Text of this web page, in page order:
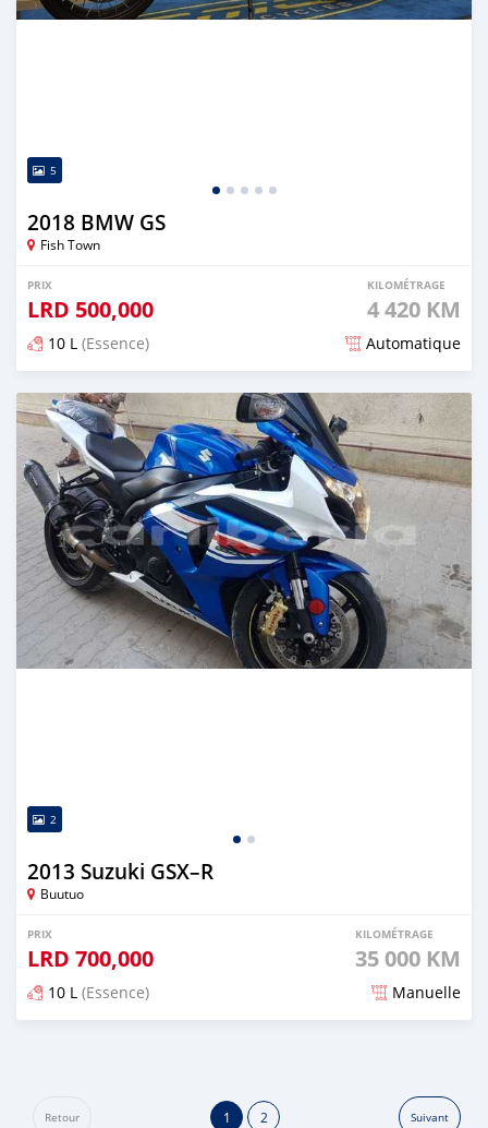
5
2018 BMW GS
Fish Town
PRIX
LRD 500,000
KILOMÉTRAGE
4 420 KM
10 L (Essence) Automatique
Publié il y a presque 5 ans
2
2013 Suzuki GSX–R
Buutuo
PRIX
LRD 700,000
KILOMÉTRAGE
35 000 KM
10 L (Essence) Manuelle
Retour 1 2 Suivant